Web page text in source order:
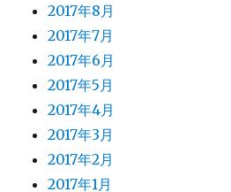
2017年8月
2017年7月
2017年6月
2017年5月
2017年4月
2017年3月
2017年2月
2017年1月